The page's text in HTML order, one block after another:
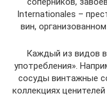
Internationales –
вин,
Каждый из видов
употребления».
сосуды винтажные
коллекциях